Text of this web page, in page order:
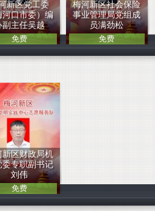
新区党工委
河口市委）编
副主任吴越
中国人
免费
梅河新区社会保险
事业管理局党组成
员满劲松
中国人
免费
新区财政局机
委专职副书记
刘伟
中国人
免费